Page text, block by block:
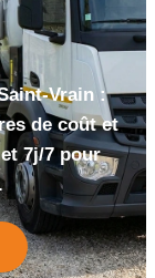
Vrain :
de coût et
7j/7 pour